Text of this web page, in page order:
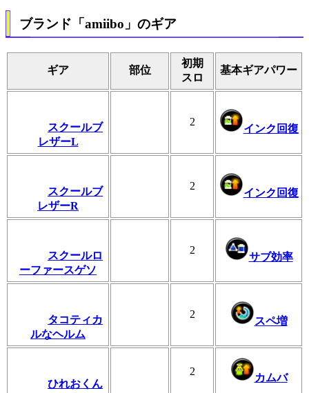
ブランド「amiibo」のギア
ギア 部位
初期
スロ
基本ギアパワー
スクールブ
レザーL
2
インク回復
スクールブ
レザーR
2
インク回復
スクールロ
ーファースゲソ
2
サブ効率
タコティカ
ルなヘルム
2
スペ増
ひれおくん
2
カムバ